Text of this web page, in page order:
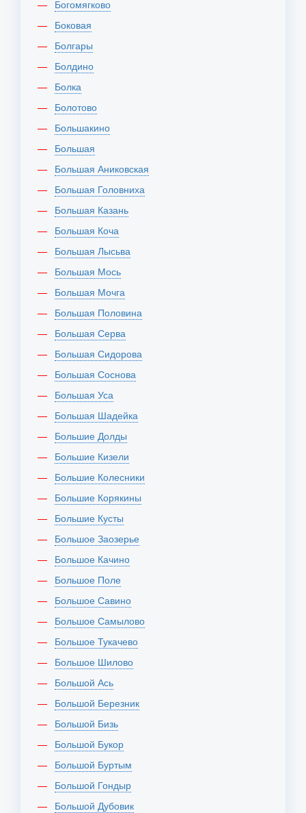
Богомягково
Боковая
Болгары
Болдино
Болка
Болотово
Большакино
Большая
Большая Аниковская
Большая Головниха
Большая Казань
Большая Коча
Большая Лысьва
Большая Мось
Большая Мочга
Большая Половина
Большая Серва
Большая Сидорова
Большая Соснова
Большая Уса
Большая Шадейка
Большие Долды
Большие Кизели
Большие Колесники
Большие Корякины
Большие Кусты
Большое Заозерье
Большое Качино
Большое Поле
Большое Савино
Большое Самылово
Большое Тукачево
Большое Шилово
Большой Ась
Большой Березник
Большой Бизь
Большой Букор
Большой Буртым
Большой Гондыр
Большой Дубовик